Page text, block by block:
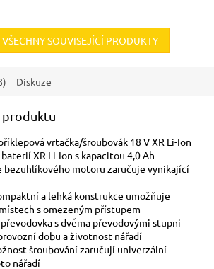
SOUVISEJÍCÍ PRODUKTY
Diskuze
vrtačka/šroubovák 18 V XR Li-Ion
XR Li-Ion s kapacitou 4,0 Ah
bezuhlíkového motoru zaručuje vynikající
a lehká konstrukce umožňuje
s omezeným přístupem
s dvěma převodovými stupni
dobu a životnost nářadí
šroubování zaručují univerzální
nářadí